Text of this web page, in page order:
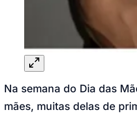
Guia Comercial
Selo Verificado
Portal Educacional
Agenda de Vestibulares
Vagas de Emprego
Concursos
Panorama Econômico
Panorama Econômico
Para Sua Empresa
Na semana do Dia das
mães, muitas delas de